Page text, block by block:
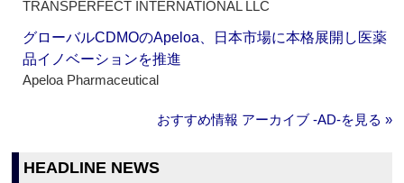
TRANSPERFECT INTERNATIONAL LLC
グローバルCDMOのApeloa、日本市場に本格展開し医薬
品イノベーションを推進
Apeloa Pharmaceutical
おすすめ情報 アーカイブ ‐AD‐を見る »
HEADLINE NEWS